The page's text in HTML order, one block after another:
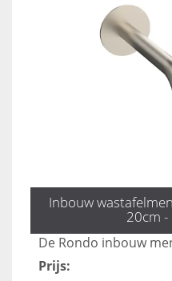
Inbouw
20cm
Prijs: